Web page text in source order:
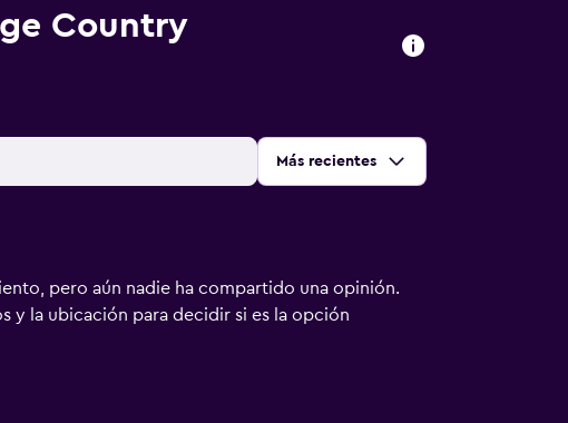
Country
Ordenar por:
Más recientes
pero aún nadie ha compartido una opinión.
y la ubicación para decidir si es la opción